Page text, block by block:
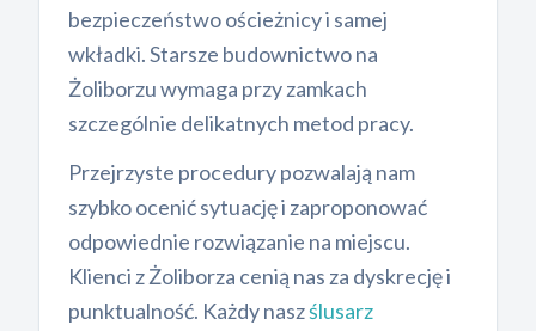
bezpieczeństwo ościeżnicy i samej
wkładki. Starsze budownictwo na
Żoliborzu wymaga przy zamkach
szczególnie delikatnych metod pracy.
Przejrzyste procedury pozwalają nam
szybko ocenić sytuację i zaproponować
odpowiednie rozwiązanie na miejscu.
Klienci z Żoliborza cenią nas za dyskrecję i
punktualność. Każdy naszślusarz